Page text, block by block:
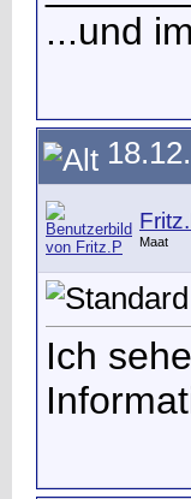
...und
Maat
Ich